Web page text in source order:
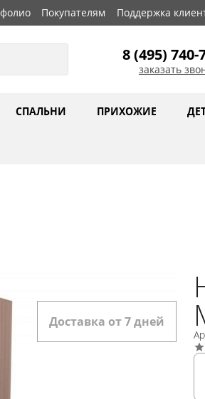
Покупателям Поддержка
8 (495) 740-
заказать
СПАЛЬНИ ПРИХОЖИЕ
Доставка от 7 дней